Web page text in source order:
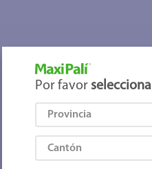
Por favor selecciona
Provincia
Cantón